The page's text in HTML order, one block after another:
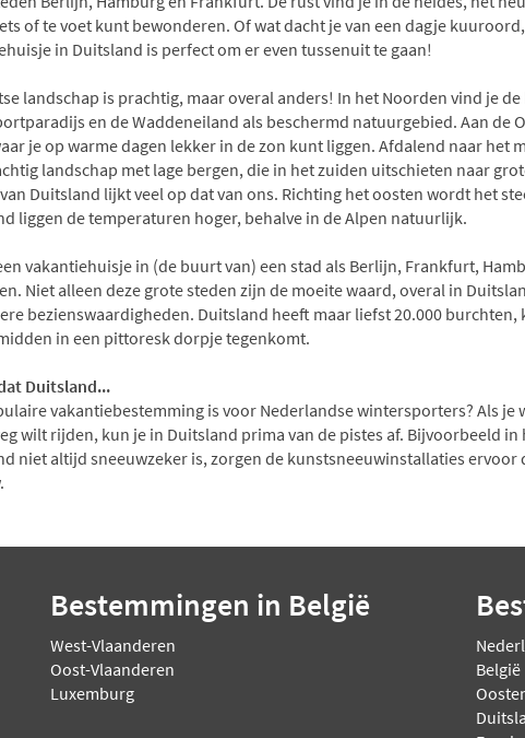
of te voet kunt bewonderen. Of wat dacht je van een dagje
in Duitsland is perfect om er even tussenuit te gaan!
landschap is prachtig, maar overal anders! In het Noorden vind je
en de Waddeneiland als beschermd natuurgebied. Aan de
je op warme dagen lekker in de zon kunt liggen. Afdalend naar het
landschap met lage bergen, die in het zuiden uitschieten naar
Duitsland lijkt veel op dat van ons. Richting het oosten wordt het
liggen de temperaturen hoger, behalve in de Alpen natuurlijk.
vakantiehuisje in (de buurt van) een stad als Berlijn, Frankfurt,
Niet alleen deze grote steden zijn de moeite waard, overal in
bezienswaardigheden. Duitsland heeft maar liefst 20.000 burchten,
in een pittoresk dorpje tegenkomt.
Duitsland...
vakantiebestemming is voor Nederlandse wintersporters? Als
wilt rijden, kun je in Duitsland prima van de pistes af. Bijvoorbeeld
niet altijd sneeuwzeker is, zorgen de kunstsneeuwinstallaties ervoor
Bestemmingen in België
West-Vlaanderen
Oost-Vlaanderen
Luxemburg
België